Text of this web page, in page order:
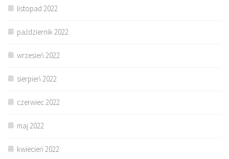
listopad 2022
październik 2022
wrzesień 2022
sierpień 2022
czerwiec 2022
maj 2022
kwiecień 2022